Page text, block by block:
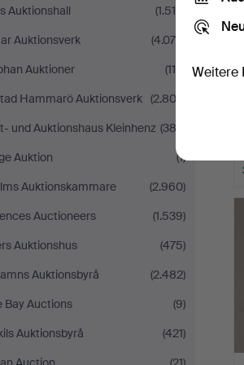
Auktionshall
(1.518)
Auktionsverk
(4.070)
Auktioner
(116)
Hammarö Auktionsverk (2.803)
und Auktionshaus Kleinhenz (382)
Auktion
(1)
Auktionskammare
(2.960)
Auctioneers
(1.539)
Auktionshus
(475)
Auktionsbyrå
(2.482)
Bay Auctions
(9)
Auktionsbyrå
(421)
Weitere